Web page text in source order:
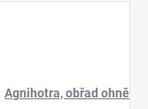
Agnihotra, obřad ohně